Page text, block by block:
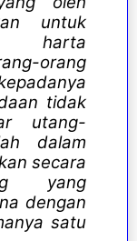
untuk
harta
orang
tidak
utang-
dalam
secara
yang
dengan
satu